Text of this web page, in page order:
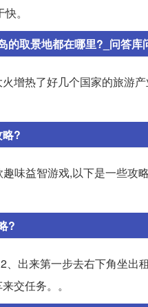
。
的取景地都在哪里?_问答库
增热了好几个国家的旅游
?
味益智游戏,以下是一些攻
?
、出来第一步去右下角坐出
交任务。。